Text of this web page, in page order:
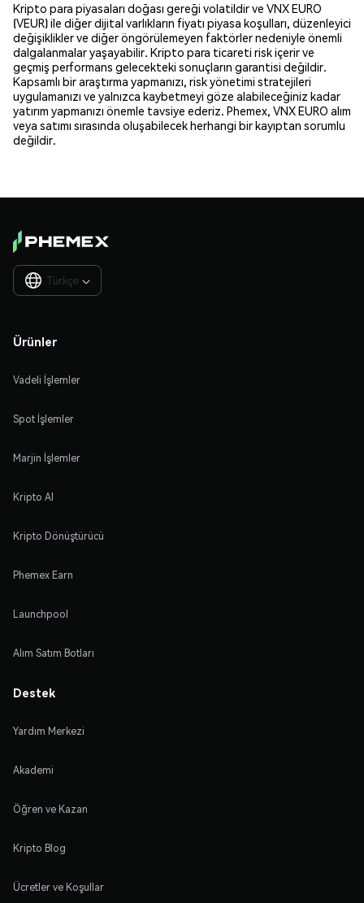
Kripto para piyasaları doğası gereği volatildir ve VNX EURO
(VEUR) ile diğer dijital varlıkların fiyatı piyasa koşulları, düzenleyici
değişiklikler ve diğer öngörülemeyen faktörler nedeniyle önemli
dalgalanmalar yaşayabilir. Kripto para ticareti risk içerir ve
geçmiş performans gelecekteki sonuçların garantisi değildir.
Kapsamlı bir araştırma yapmanızı, risk yönetimi stratejileri
uygulamanızı ve yalnızca kaybetmeyi göze alabileceğiniz kadar
yatırım yapmanızı önemle tavsiye ederiz. Phemex, VNX EURO alım
veya satımı sırasında oluşabilecek herhangi bir kayıptan sorumlu
değildir.
Türkçe 
Ürünler
Vadeli İşlemler
Spot İşlemler
Marjin İşlemler
Kripto Al
Kripto Dönüştürücü
Phemex Earn
Launchpool
Alım Satım Botları
Destek
Yardım Merkezi
Akademi
Öğren ve Kazan
Kripto Blog
Ücretler ve Koşullar